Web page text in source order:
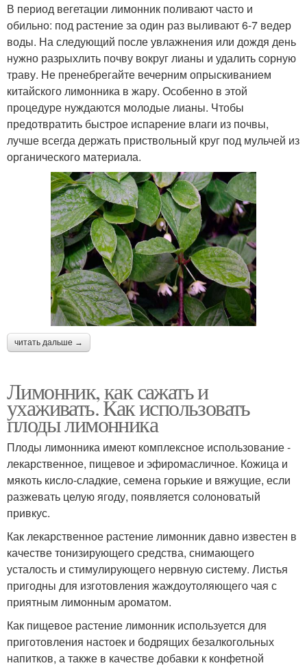
В период вегетации лимонник поливают часто и
обильно: под растение за один раз выливают 6-7 ведер
воды. На следующий после увлажнения или дождя день
нужно разрыхлить почву вокруг лианы и удалить сорную
траву. Не пренебрегайте вечерним опрыскиванием
китайского лимонника в жару. Особенно в этой
процедуре нуждаются молодые лианы. Чтобы
предотвратить быстрое испарение влаги из почвы,
лучше всегда держать приствольный круг под мульчей из
органического материала.
читать дальше →
Лимонник, как сажать и
ухаживать. Как использовать
плоды лимонника
Плоды лимонника имеют комплексное использование -
лекарственное, пищевое и эфиромасличное. Кожица и
мякоть кисло-сладкие, семена горькие и вяжущие, если
разжевать целую ягоду, появляется солоноватый
привкус.
Как лекарственное растение лимонник давно известен в
качестве тонизирующего средства, снимающего
усталость и стимулирующего нервную систему. Листья
пригодны для изготовления жаждоутоляющего чая с
приятным лимонным ароматом.
Как пищевое растение лимонник используется для
приготовления настоек и бодрящих безалкогольных
напитков, а также в качестве добавки к конфетной